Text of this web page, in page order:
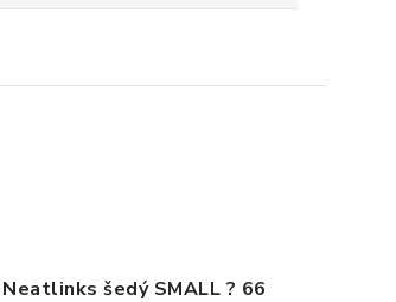
Neatlinks šedý SMALL ? 66